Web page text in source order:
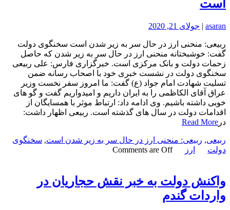
است
asaran
| جولای 21, 2020
ربیعی: منحنی ارز در حال سر به زیر شدن است سخنگوی دولت
گفت: خوشبختانه منحنی ارز در حال سر به زیر شدن که حاصل
زحمات دولت و بانک مرکزی است. خبرگزاری فارس: علی ربیعی
سخنگوی دولت در نشست خبری خود با اصحاب رسانه ضمن
تسلیت شهادت امام جواد (ع) گفت: ما امروز سفر نخست وزیر
عراق آقای الکاظمی را به ایران داریم و امیدواریم گفت و گو های
خوبی داشته باشیم. وی ادامه داد: ارتباط موثر با همسایگان از
اقدامات دولت در سال های گذشته است. ربیعی اظهار داشت:
در Read More
ربیعی, ربیعی: منحنی ارز در حال سر به زیر شدن است, سخنگوی
دولت
ارز Comments are Off
واکنش دولت به خبر نقش حجاریان در
واردات گندم